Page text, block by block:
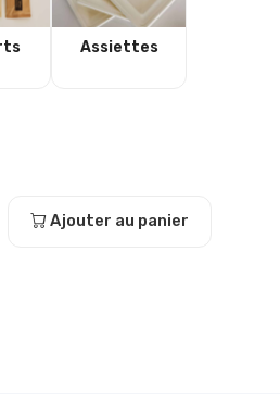
Assiettes
Ajouter au panier